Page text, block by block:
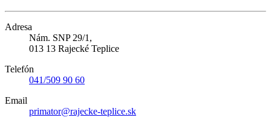
Adresa
Nám. SNP 29/1,
013 13 Rajecké Teplice
Telefón
041/509 90 60
Email
primator@rajecke-teplice.sk